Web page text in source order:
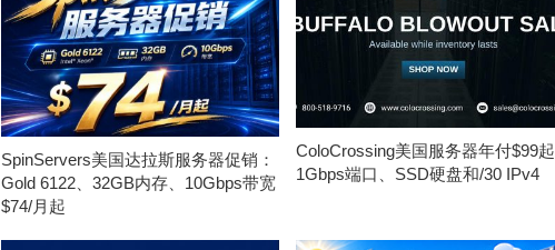
SpinServers美国达拉斯服务器促销：
Gold 6122、32GB内存、10Gbps带宽
$74/月起
ColoCrossing美国服务器年付$99起
1Gbps端口、SSD硬盘和/30 IPv4